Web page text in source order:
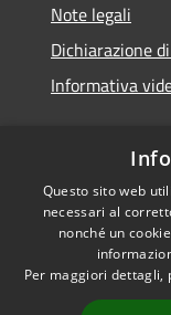
Note legali
Dichiarazione
Informativa
RSS
Accessibilità
Privacy
Questo sito web
necessari al
nonché un
Per maggiori dettagli,